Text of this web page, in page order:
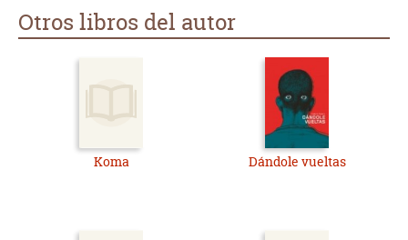
Otros libros del autor
Koma Dándole vueltas